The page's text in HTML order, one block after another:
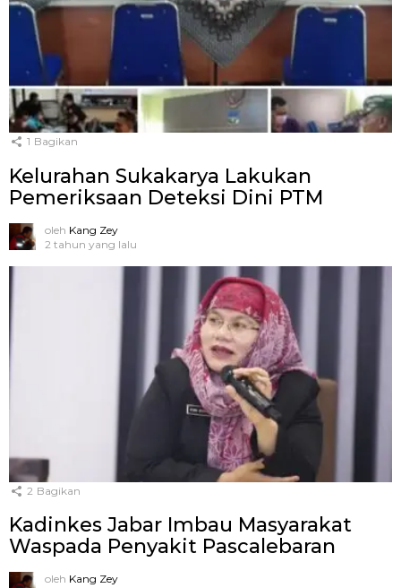
1 Bagikan
Kelurahan Sukakarya Lakukan
Pemeriksaan Deteksi Dini PTM
oleh Kang Zey
2 tahun yang lalu
2 Bagikan
Kadinkes Jabar Imbau Masyarakat
Waspada Penyakit Pascalebaran
oleh Kang Zey